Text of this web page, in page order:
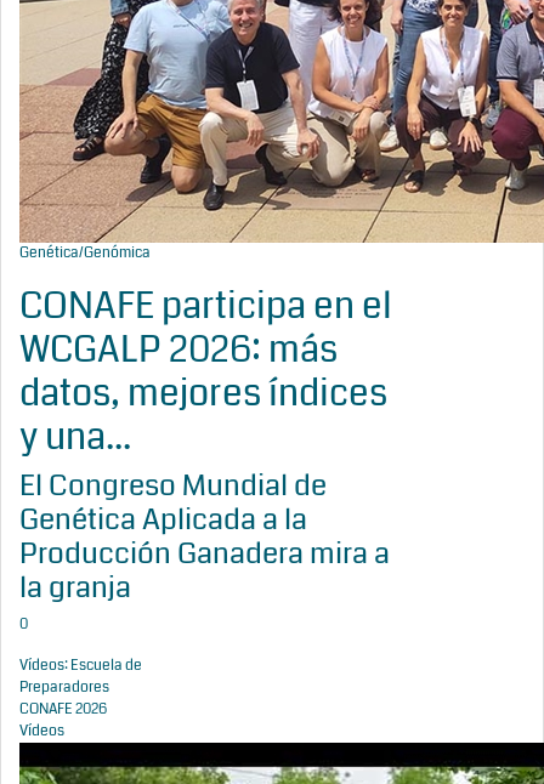
Genética/Genómica
CONAFE participa en el
WCGALP 2026: más
datos, mejores índices
y una...
El Congreso Mundial de
Genética Aplicada a la
Producción Ganadera mira a
la granja
0
Vídeos: Escuela de
Preparadores
CONAFE 2026
Vídeos